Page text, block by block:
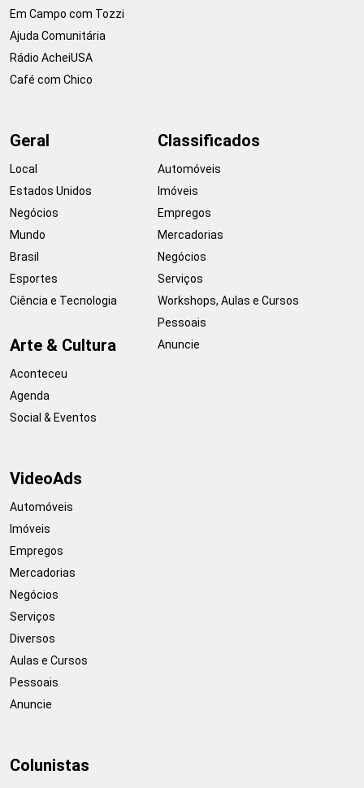
Em Campo com Tozzi
Ajuda Comunitária
Rádio AcheiUSA
Café com Chico
Geral
Local
Estados Unidos
Negócios
Mundo
Brasil
Esportes
Ciência e Tecnologia
Arte & Cultura
Aconteceu
Agenda
Social & Eventos
Classificados
Automóveis
Imóveis
Empregos
Mercadorias
Negócios
Serviços
Workshops, Aulas e Cursos
Pessoais
Anuncie
VideoAds
Automóveis
Imóveis
Empregos
Mercadorias
Negócios
Serviços
Diversos
Aulas e Cursos
Pessoais
Anuncie
Colunistas